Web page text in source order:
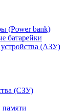
(Power bank)
батарейки
(АЗУ)
(СЗУ)